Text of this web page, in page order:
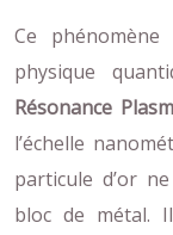
Ce
physique
Résonance
l’échelle
particule d’or
bloc de métal.